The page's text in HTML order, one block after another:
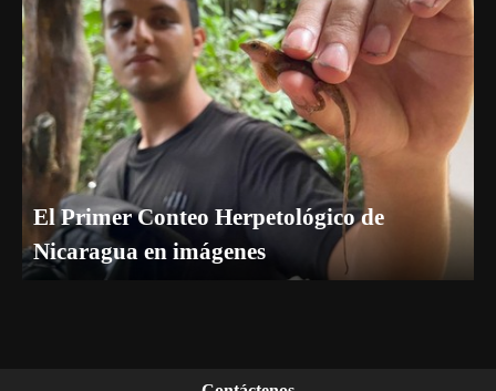
El Primer Conteo Herpetológico de
Nicaragua en imágenes